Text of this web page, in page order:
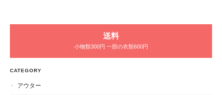
送料
小物類300円 一部の衣類600円
CATEGORY
アウター